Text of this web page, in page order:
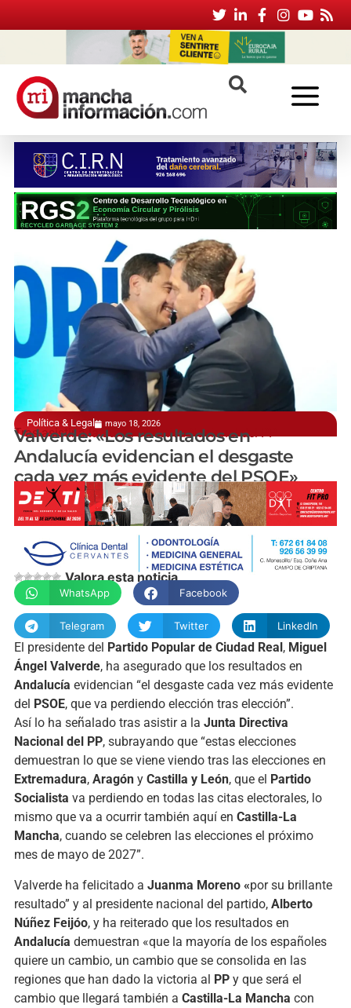
Política & Legal mayo 18, 2026
Tras asistir a la Junta Directiva Nacional del PP
Valverde: «Los resultados en
Andalucía evidencian el desgaste
cada vez más evidente del PSOE»
manchainformacion.com
Valora esta noticia
WhatsApp Facebook
Telegram Twitter LinkedIn
El presidente del Partido Popular de Ciudad Real, Miguel
Ángel Valverde, ha asegurado que los resultados en
Andalucía evidencian “el desgaste cada vez más evidente
del PSOE, que va perdiendo elección tras elección”.
Así lo ha señalado tras asistir a la Junta Directiva
Nacional del PP, subrayando que “estas elecciones
demuestran lo que se viene viendo tras las elecciones en
Extremadura, Aragóny Castilla y León, que el Partido
Socialista va perdiendo en todas las citas electorales, lo
mismo que va a ocurrir también aquí en Castilla-La
Mancha, cuando se celebren las elecciones el próximo
mes de mayo de 2027”.
Valverde ha felicitado a Juanma Moreno «por su brillante
resultado” y al presidente nacional del partido, Alberto
Núñez Feijóo, y ha reiterado que los resultados en
Andalucía demuestran «que la mayoría de los españoles
quiere un cambio, un cambio que se consolida en las
regiones que han dado la victoria al PPy que será el
cambio que llegará también a Castilla-La Mancha con